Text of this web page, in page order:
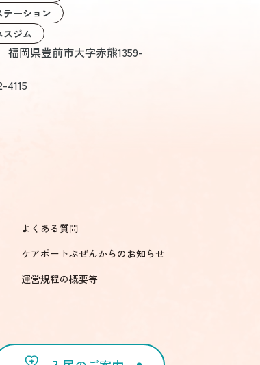
ーション
スジム
岡県豊前市大字赤熊1359-
4115
よくある質問
ケアポートぶぜんからのお知らせ
運営規程の概要等